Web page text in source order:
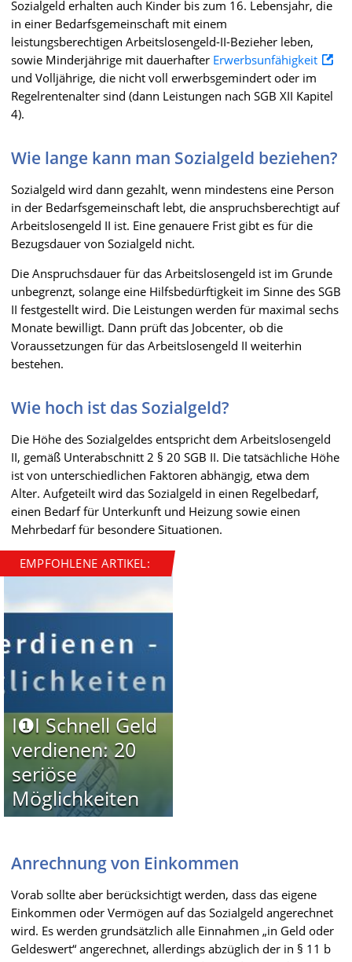
Sozialgeld erhalten auch Kinder bis zum 16. Lebensjahr, die
in einer Bedarfsgemeinschaft mit einem
leistungsberechtigen Arbeitslosengeld-II-Bezieher leben,
sowie Minderjährige mit dauerhafter Erwerbsunfähigkeit
und Volljährige, die nicht voll erwerbsgemindert oder im
Regelrentenalter sind (dann Leistungen nach SGB XII Kapitel
4).
Wie lange kann man Sozialgeld beziehen?
Sozialgeld wird dann gezahlt, wenn mindestens eine Person
in der Bedarfsgemeinschaft lebt, die anspruchsberechtigt auf
Arbeitslosengeld II ist. Eine genauere Frist gibt es für die
Bezugsdauer von Sozialgeld nicht.
Die Anspruchsdauer für das Arbeitslosengeld ist im Grunde
unbegrenzt, solange eine Hilfsbedürftigkeit im Sinne des SGB
II festgestellt wird. Die Leistungen werden für maximal sechs
Monate bewilligt. Dann prüft das Jobcenter, ob die
Voraussetzungen für das Arbeitslosengeld II weiterhin
bestehen.
Wie hoch ist das Sozialgeld?
Die Höhe des Sozialgeldes entspricht dem Arbeitslosengeld
II, gemäß Unterabschnitt 2 § 20 SGB II. Die tatsächliche Höhe
ist von unterschiedlichen Faktoren abhängig, etwa dem
Alter. Aufgeteilt wird das Sozialgeld in einen Regelbedarf,
einen Bedarf für Unterkunft und Heizung sowie einen
Mehrbedarf für besondere Situationen.
EMPFOHLENE ARTIKEL:
I❶I Schnell Geld
verdienen: 20
seriöse
Möglichkeiten
Anrechnung von Einkommen
Vorab sollte aber berücksichtigt werden, dass das eigene
Einkommen oder Vermögen auf das Sozialgeld angerechnet
wird. Es werden grundsätzlich alle Einnahmen „in Geld oder
Geldeswert“ angerechnet, allerdings abzüglich der in § 11 b